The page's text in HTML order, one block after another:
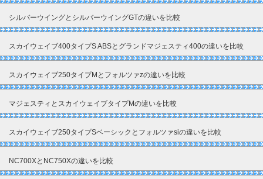
シルバーウイングとシルバーウイングGTの違いを比較
スカイウェイブ400タイプS ABSとグランドマジェスティ400の違いを比較
スカイウェイブ250タイプMとフォルツァzの違いを比較
マジェスティとスカイウェイブタイプMの違いを比較
スカイウェイブ250タイプSベーシックとフォルツァsiの違いを比較
NC700XとNC750Xの違いを比較